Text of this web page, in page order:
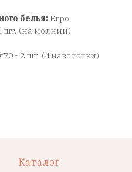
белья: Евро
шт. (на молнии)
- 2 шт. (4 наволочки)
Каталог